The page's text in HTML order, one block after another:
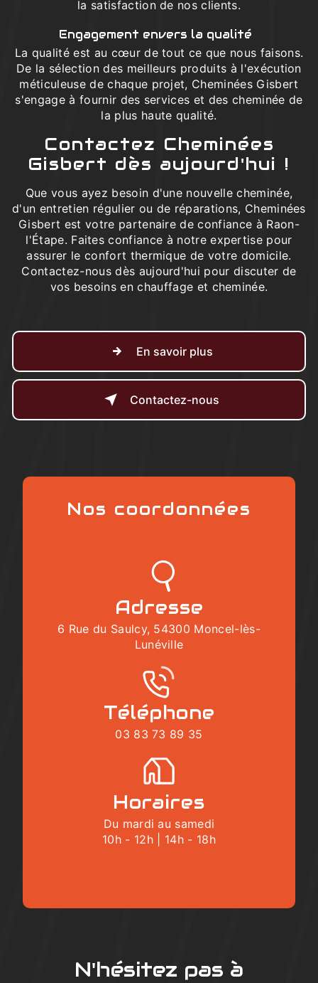
la satisfaction de nos clients.
Engagement envers la qualité
La qualité est au cœur de tout ce que nous faisons.
De la sélection des meilleurs produits à l'exécution
méticuleuse de chaque projet, Cheminées Gisbert
s'engage à fournir des services et des cheminée de
la plus haute qualité.
Contactez Cheminées
Gisbert dès aujourd'hui !
Que vous ayez besoin d'une nouvelle cheminée,
d'un entretien régulier ou de réparations, Cheminées
Gisbert est votre partenaire de confiance à Raon-
l'Étape. Faites confiance à notre expertise pour
assurer le confort thermique de votre domicile.
Contactez-nous dès aujourd'hui pour discuter de
vos besoins en chauffage et cheminée.
En savoir plus
Contactez-nous
N'hésitez pas à
Nos coordonnées
Adresse
6 Rue du Saulcy, 54300 Moncel-lès-
Lunéville
Téléphone
03 83 73 89 35
Horaires
Du mardi au samedi
10h - 12h | 14h - 18h